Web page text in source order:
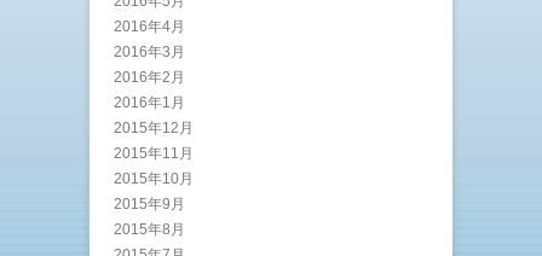
2016年4月
2016年3月
2016年2月
2016年1月
2015年12月
2015年11月
2015年10月
2015年9月
2015年8月